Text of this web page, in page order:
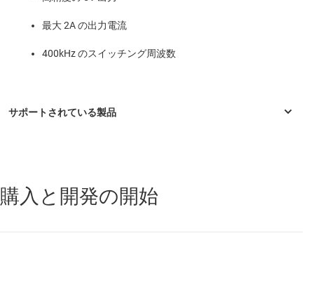
最大 2A の出力電流
400kHz のスイッチング周波数
LMR38010 — 40μA の静止電流 (IQ)、SIMPLE SWITCHER® 80V、
1.0A、2.2MHz、降圧コンバータ
購入と開発の開始